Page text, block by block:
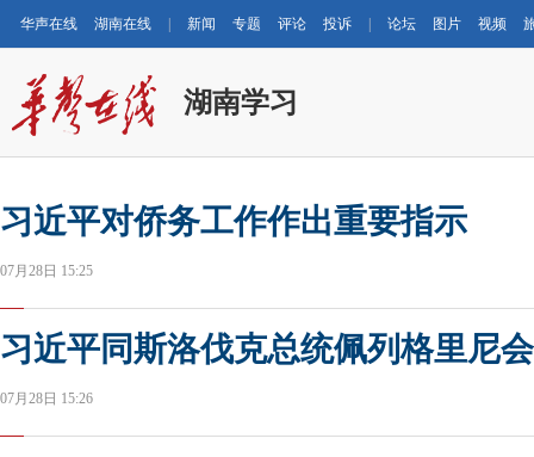
华声在线 湖南在线 新闻 专题 评论 投诉 论坛 图片 视频
湖南学习
习近平对侨务工作作出重要指示
07月28日 15:25
习近平同斯洛伐克总统佩列格里尼
07月28日 15:26